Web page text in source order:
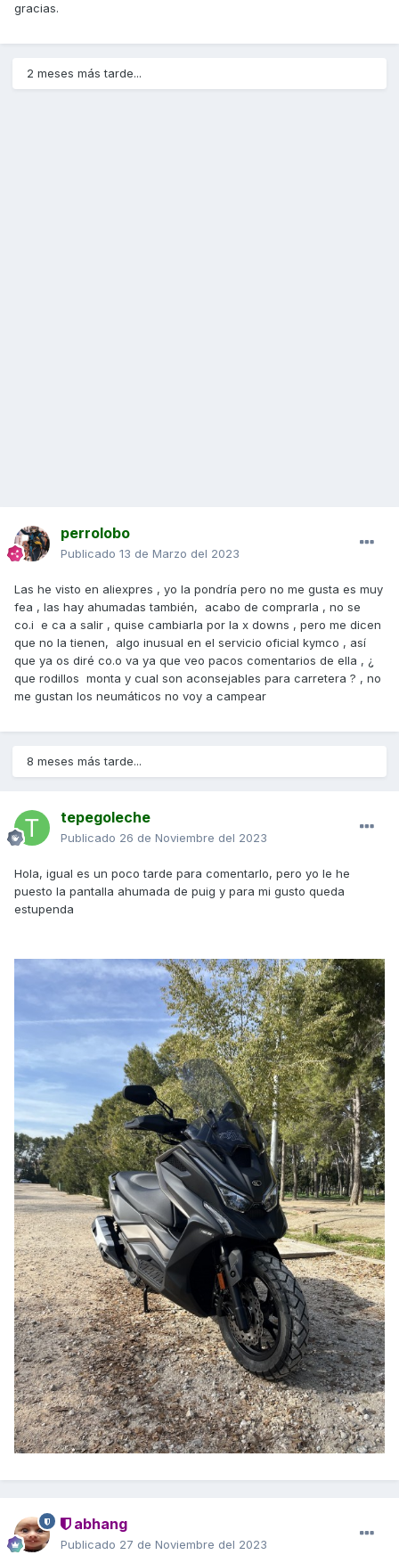
gracias.
2 meses más tarde...
perrolobo
Publicado 13 de Marzo del 2023
Las he visto en aliexpres , yo la pondría pero no me gusta es muy
fea , las hay ahumadas también, acabo de comprarla , no se
co.i e ca a salir , quise cambiarla por la x downs , pero me dicen
que no la tienen, algo inusual en el servicio oficial kymco , así
que ya os diré co.o va ya que veo pacos comentarios de ella , ¿
que rodillos monta y cual son aconsejables para carretera ? , no
me gustan los neumáticos no voy a campear
8 meses más tarde...
tepegoleche
Publicado 26 de Noviembre del 2023
Hola, igual es un poco tarde para comentarlo, pero yo le he
puesto la pantalla ahumada de puig y para mi gusto queda
estupenda
abhang
Publicado 27 de Noviembre del 2023